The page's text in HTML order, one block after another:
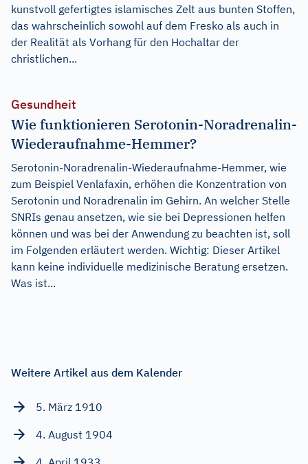
kunstvoll gefertigtes islamisches Zelt aus bunten Stoffen,
das wahrscheinlich sowohl auf dem Fresko als auch in
der Realität als Vorhang für den Hochaltar der
christlichen...
Gesundheit
Wie funktionieren Serotonin-Noradrenalin-
Wiederaufnahme-Hemmer?
Serotonin-Noradrenalin-Wiederaufnahme-Hemmer, wie
zum Beispiel Venlafaxin, erhöhen die Konzentration von
Serotonin und Noradrenalin im Gehirn. An welcher Stelle
SNRIs genau ansetzen, wie sie bei Depressionen helfen
können und was bei der Anwendung zu beachten ist, soll
im Folgenden erläutert werden. Wichtig: Dieser Artikel
kann keine individuelle medizinische Beratung ersetzen.
Was ist...
Weitere Artikel aus dem Kalender
5. März 1910
4. August 1904